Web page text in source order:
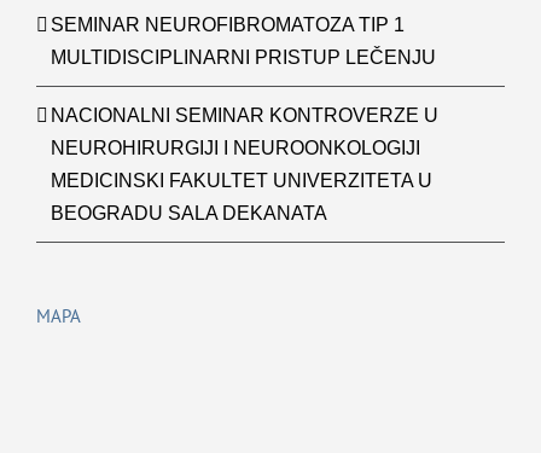
SEMINAR NEUROFIBROMATOZA TIP 1
MULTIDISCIPLINARNI PRISTUP LEČENJU
NACIONALNI SEMINAR KONTROVERZE U
NEUROHIRURGIJI I NEUROONKOLOGIJI
MEDICINSKI FAKULTET UNIVERZITETA U
BEOGRADU SALA DEKANATA
MAPA